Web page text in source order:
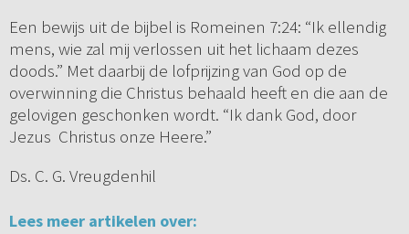
Een bewijs uit de bijbel is Romeinen 7:24: “Ik ellendig
mens, wie zal mij verlossen uit het lichaam dezes
doods.” Met daarbij de lofprijzing van God op de
overwinning die Christus behaald heeft en die aan de
gelovigen geschonken wordt. “Ik dank God, door
Jezus Christus onze Heere.”
Ds. C. G. Vreugdenhil
Lees meer artikelen over: